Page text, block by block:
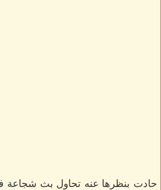
حادت بنظرها عنه تحاول بث شجاعة